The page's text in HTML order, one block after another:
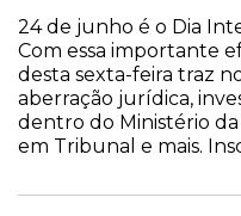
24 de junho é o Dia
Com essa importante
desta sexta-feira traz
aberração jurídica,
dentro do Ministério da
em Tribunal e mais.